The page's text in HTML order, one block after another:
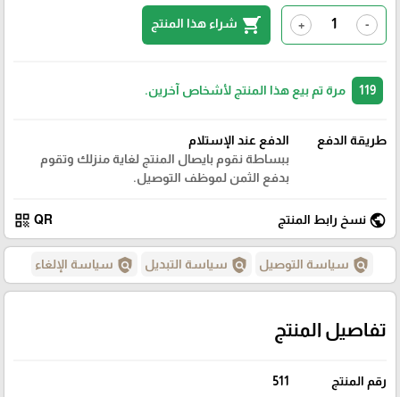
-
+
shopping_cart شراء هذا المنتج
مرة تم بيع هذا المنتج لأشخاص آخرين.
طريقة الدفع
الدفع عند الإستلام
ببساطة نقوم بايصال المنتج لغاية منزلك وتقوم
بدفع الثمن لموظف التوصيل.
public نسخ رابط المنتج QR
qr_code
policy سياسة التوصيل policy سياسة التبديل policy سياسة الإلغاء
تفاصيل المنتج
رقم المنتج 511